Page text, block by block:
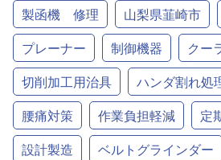
製函機 修理
山梨県韮崎市
プレーナー
制御機器
クー
切削加工用治具
ハンダ割れ処
腰痛対策
作業負担軽減 定
設計製造
ベルトグラインダー